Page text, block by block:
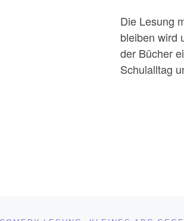
Die Lesung
bleiben wird
der Bücher
Schulalltag